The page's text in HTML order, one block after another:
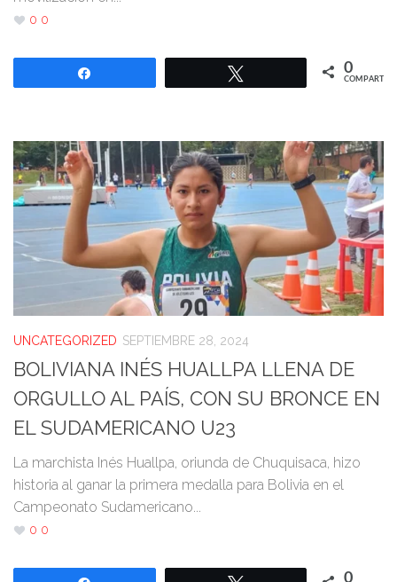
0 0
0
COMPARTIR
UNCATEGORIZED SEPTIEMBRE 28, 2024
BOLIVIANA INÉS HUALLPA LLENA DE
ORGULLO AL PAÍS, CON SU BRONCE EN
EL SUDAMERICANO U23
La marchista Inés Huallpa, oriunda de Chuquisaca, hizo
historia al ganar la primera medalla para Bolivia en el
Campeonato Sudamericano...
0 0
0